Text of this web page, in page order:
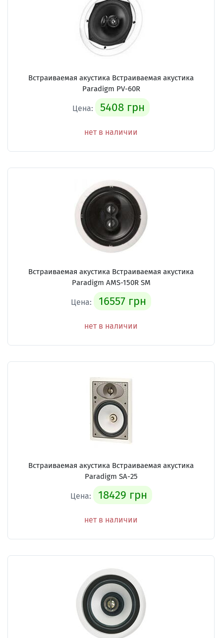
Встраиваемая акустика Встраиваемая акустика
Paradigm PV-60R
Цена: 5408 грн
нет в наличии
Встраиваемая акустика Встраиваемая акустика
Paradigm AMS-150R SM
Цена: 16557 грн
нет в наличии
Встраиваемая акустика Встраиваемая акустика
Paradigm SA-25
Цена: 18429 грн
нет в наличии